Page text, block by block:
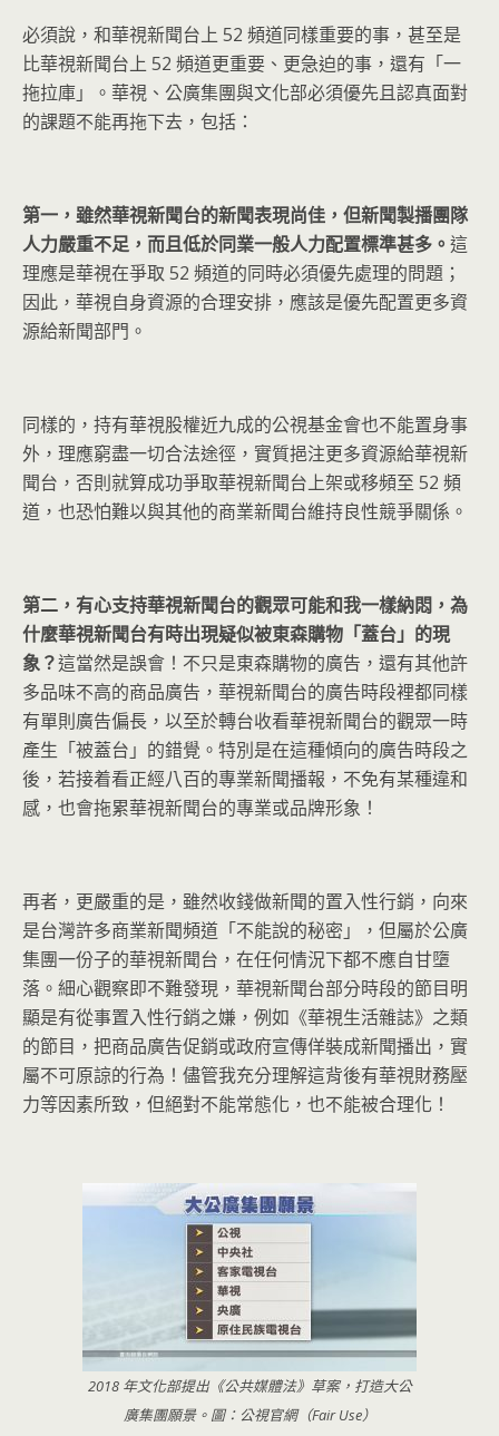
必須說，和華視新聞台上 52 頻道同樣重要的事，甚至是
比華視新聞台上 52 頻道更重要、更急迫的事，還有「一
拖拉庫」。華視、公廣集團與文化部必須優先且認真面對
的課題不能再拖下去，包括：
第一，雖然華視新聞台的新聞表現尚佳，但新聞製播團隊
人力嚴重不足，而且低於同業一般人力配置標準甚多。 這
理應是華視在爭取 52 頻道的同時必須優先處理的問題；
因此，華視自身資源的合理安排，應該是優先配置更多資
源給新聞部門。
同樣的，持有華視股權近九成的公視基金會也不能置身事
外，理應窮盡一切合法途徑，實質挹注更多資源給華視新
聞台，否則就算成功爭取華視新聞台上架或移頻至 52 頻
道，也恐怕難以與其他的商業新聞台維持良性競爭關係。
第二，有心支持華視新聞台的觀眾可能和我一樣納悶，為
什麼華視新聞台有時出現疑似被東森購物「蓋台」的現
象？這當然是誤會！不只是東森購物的廣告，還有其他許
多品味不高的商品廣告，華視新聞台的廣告時段裡都同樣
有單則廣告偏長，以至於轉台收看華視新聞台的觀眾一時
產生「被蓋台」的錯覺。特別是在這種傾向的廣告時段之
後，若接着看正經八百的專業新聞播報，不免有某種違和
感，也會拖累華視新聞台的專業或品牌形象！
再者，更嚴重的是，雖然收錢做新聞的置入性行銷，向來
是台灣許多商業新聞頻道「不能說的秘密」，但屬於公廣
集團一份子的華視新聞台，在任何情況下都不應自甘墮
落。細心觀察即不難發現，華視新聞台部分時段的節目明
顯是有從事置入性行銷之嫌，例如《華視生活雜誌》之類
的節目，把商品廣告促銷或政府宣傳佯裝成新聞播出，實
屬不可原諒的行為！儘管我充分理解這背後有華視財務壓
力等因素所致，但絕對不能常態化，也不能被合理化！
2018 年文化部提出《公共媒體法》草案，打造大公
廣集團願景。圖：公視官網（Fair Use）